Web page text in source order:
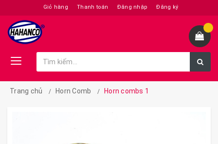
Giỏ hàng Thanh toán Đăng nhập Đăng ký
Trang chủ Horn Comb Horn combs 1